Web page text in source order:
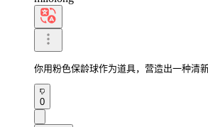
你用粉色保龄球作为道具，营造出一种清
0